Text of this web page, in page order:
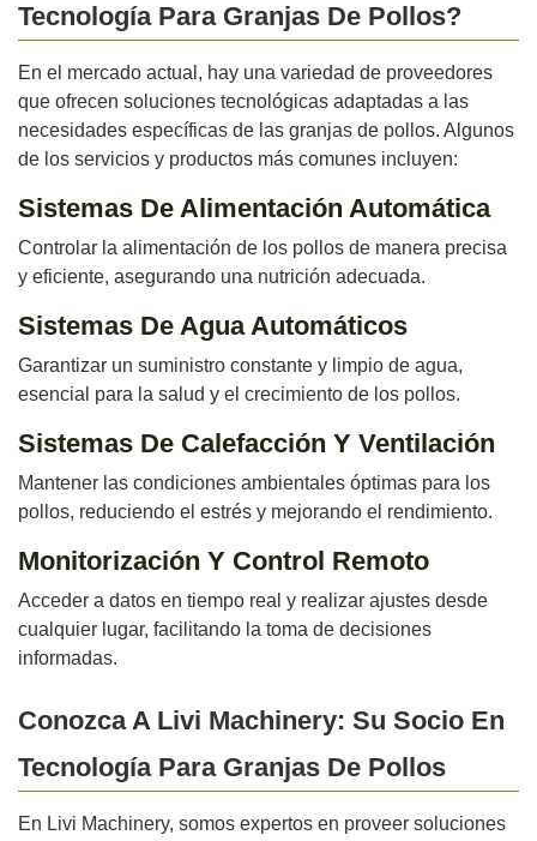
Tecnología Para Granjas De Pollos?
En el mercado actual, hay una variedad de proveedores
que ofrecen soluciones tecnológicas adaptadas a las
necesidades específicas de las granjas de pollos. Algunos
de los servicios y productos más comunes incluyen:
Sistemas De Alimentación Automática
Controlar la alimentación de los pollos de manera precisa
y eficiente, asegurando una nutrición adecuada.
Sistemas De Agua Automáticos
Garantizar un suministro constante y limpio de agua,
esencial para la salud y el crecimiento de los pollos.
Sistemas De Calefacción Y Ventilación
Mantener las condiciones ambientales óptimas para los
pollos, reduciendo el estrés y mejorando el rendimiento.
Monitorización Y Control Remoto
Acceder a datos en tiempo real y realizar ajustes desde
cualquier lugar, facilitando la toma de decisiones
informadas.
Conozca A Livi Machinery: Su Socio En
Tecnología Para Granjas De Pollos
En Livi Machinery, somos expertos en proveer soluciones